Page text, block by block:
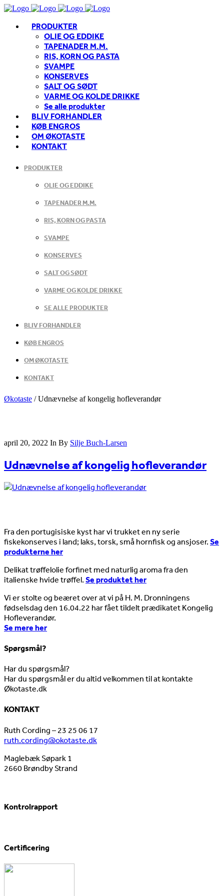
PRODUKTER
OLIE OG EDDIKE
TAPENADER M.M.
RIS, KORN OG PASTA
SVAMPE
KONSERVES
SALT OG SØDT
VARME OG KOLDE DRIKKE
Se alle produkter
BLIV FORHANDLER
KØB ENGROS
OM ØKOTASTE
KONTAKT
PRODUKTER
OLIE OG EDDIKE
TAPENADER M.M.
RIS, KORN OG PASTA
SVAMPE
KONSERVES
SALT OG SØDT
VARME OG KOLDE DRIKKE
SE ALLE PRODUKTER
BLIV FORHANDLER
KØB ENGROS
OM ØKOTASTE
KONTAKT
Økotaste /Udnævnelse af kongelig hofleverandør
april 20, 2022 In By Silje Buch-Larsen
Udnævnelse af kongelig hofleverandør
Fra den portugisiske kyst har vi trukket en ny serie
fiskekonserves i land; laks, torsk, små hornfisk og ansjoser. Se
produkterne her
Delikat trøffelolie forfinet med naturlig aroma fra den
italienske hvide trøffel. Se produktet her
Vi er stolte og beæret over at vi på H. M. Dronningens
fødselsdag den 16.04.22 har fået tildelt prædikatet Kongelig
Hofleverandør.
Se mere her
Spørgsmål?
Har du spørgsmål?
Har du spørgsmål er du altid velkommen til at kontakte
Økotaste.dk
KONTAKT
Ruth Cording – 23 25 06 17
ruth.cording@okotaste.dk
Maglebæk Søpark 1
2660 Brøndby Strand
Kontrolrapport
Certificering